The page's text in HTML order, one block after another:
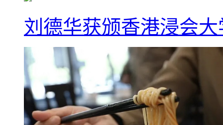
刘德华获颁香港浸会